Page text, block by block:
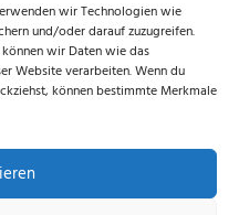
wir Technologien wie
und/oder darauf zuzugreifen.
wir Daten wie das
Website verarbeiten. Wenn du
können bestimmte Merkmale
Next article
und Facebook!